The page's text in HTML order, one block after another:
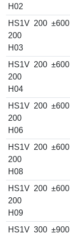
H02
HS1V
200
H03
200 ±600
HS1V
200
H04
200 ±600
HS1V
200
H06
200 ±600
HS1V
200
H08
200 ±600
HS1V
200
H09
200 ±600
HS1V 300 ±900